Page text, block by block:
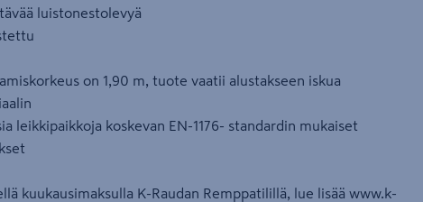
luistonestolevyä
on 1,90 m, tuote vaatii alustakseen iskua
leikkipaikkoja koskevan EN-1176- standardin mukaiset
kuukausimaksulla K-Raudan Remppatilillä, lue lisää www.k-